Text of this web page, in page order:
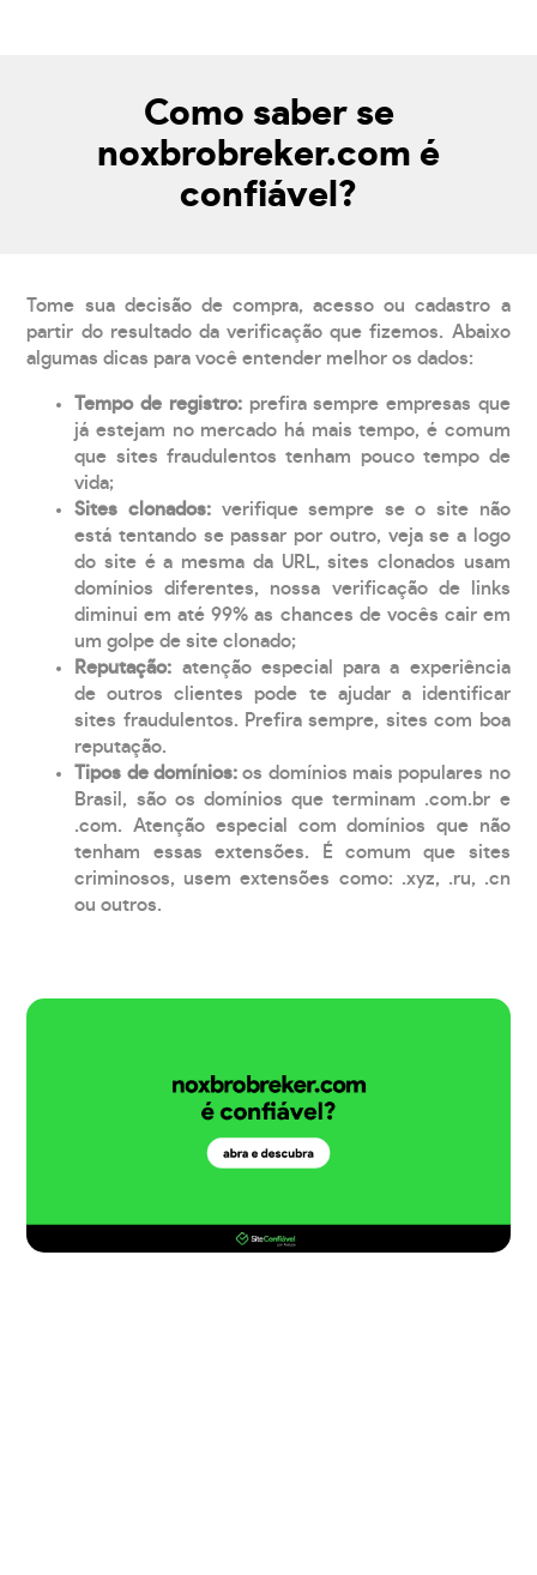
Como saber se
noxbrobreker.com é
confiável?
Tome sua decisão de compra, acesso ou cadastro a
partir do resultado da verificação que fizemos. Abaixo
algumas dicas para você entender melhor os dados:
Tempo de registro: prefira sempre empresas que
já estejam no mercado há mais tempo, é comum
que sites fraudulentos tenham pouco tempo de
vida;
Sites clonados: verifique sempre se o site não
está tentando se passar por outro, veja se a logo
do site é a mesma da URL, sites clonados usam
domínios diferentes, nossa verificação de links
diminui em até 99% as chances de vocês cair em
um golpe de site clonado;
Reputação: atenção especial para a experiência
de outros clientes pode te ajudar a identificar
sites fraudulentos. Prefira sempre, sites com boa
reputação.
Tipos de domínios:os domínios mais populares no
Brasil, são os domínios que terminam .com.br e
.com. Atenção especial com domínios que não
tenham essas extensões. É comum que sites
criminosos, usem extensões como: .xyz, .ru, .cn
ou outros.